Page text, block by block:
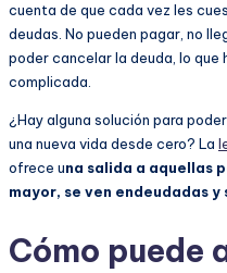
cuenta de que cada vez les
deudas. No pueden pagar, no
poder cancelar la deuda, lo que
complicada.
¿Hay alguna solución para
una nueva vida desde cero? La
ofrece una salida a aquellas
mayor, se ven endeudadas
Cómo puede